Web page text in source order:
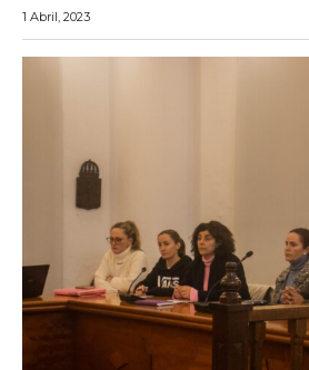
1 Abril, 2023